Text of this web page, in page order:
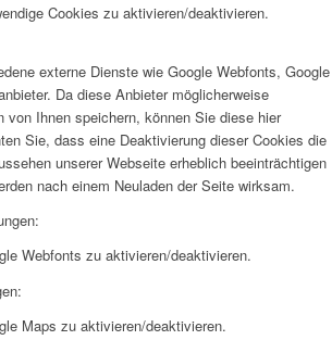
Cookies zu aktivieren/deaktivieren.
externe Dienste wie Google Webfonts, Google
Da diese Anbieter möglicherweise
von Ihnen speichern, können Sie diese hier
Sie, dass eine Deaktivierung dieser Cookies die
unserer Webseite erheblich beeinträchtigen
nach einem Neuladen der Seite wirksam.
Webfonts zu aktivieren/deaktivieren.
Maps zu aktivieren/deaktivieren.